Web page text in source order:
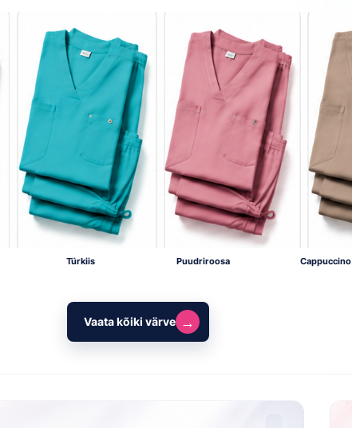
Türkiis Puudriroosa Cappuccino
Vaata kõiki värve →